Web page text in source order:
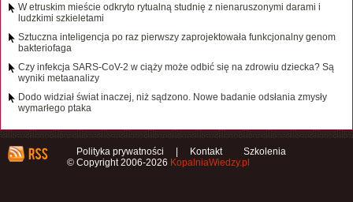
W etruskim mieście odkryto rytualną studnię z nienaruszonymi darami i
ludzkimi szkieletami
Sztuczna inteligencja po raz pierwszy zaprojektowała funkcjonalny genom
bakteriofaga
Czy infekcja SARS-CoV-2 w ciąży może odbić się na zdrowiu dziecka? Są
wyniki metaanalizy
Dodo widział świat inaczej, niż sądzono. Nowe badanie odsłania zmysły
wymarłego ptaka
Polityka prywatności Kontakt
Szkolenia
© Copyright 2006-2026 KopalniaWiedzy.pl